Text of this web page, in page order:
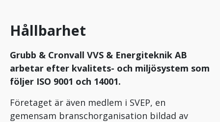
Hållbarhet
Grubb & Cronvall VVS & Energiteknik AB
arbetar efter kvalitets- och miljösystem som
följer ISO 9001 och 14001.
Företaget är även medlem i SVEP, en
gemensam branschorganisation bildad av